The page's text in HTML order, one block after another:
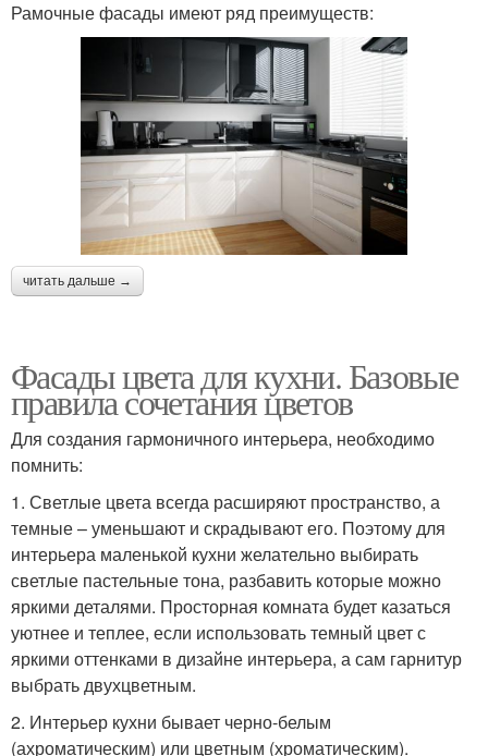
Рамочные фасады имеют ряд преимуществ:
читать дальше →
Фасады цвета для кухни. Базовые
правила сочетания цветов
Для создания гармоничного интерьера, необходимо
помнить:
1. Светлые цвета всегда расширяют пространство, а
темные – уменьшают и скрадывают его. Поэтому для
интерьера маленькой кухни желательно выбирать
светлые пастельные тона, разбавить которые можно
яркими деталями. Просторная комната будет казаться
уютнее и теплее, если использовать темный цвет с
яркими оттенками в дизайне интерьера, а сам гарнитур
выбрать двухцветным.
2. Интерьер кухни бывает черно-белым
(ахроматическим) или цветным (хроматическим).